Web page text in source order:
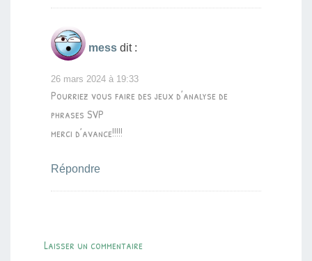
mess dit :
26 mars 2024 à 19:33
Pourriez vous faire des jeux d’analyse de
phrases SVP
merci d’avance!!!!!
Répondre
Laisser un commentaire